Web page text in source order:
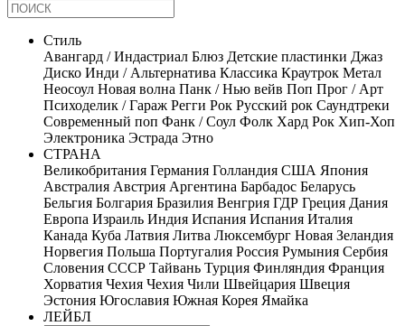
Стиль
Авангард / Индастриал Блюз Детские пластинки Джаз
Диско Инди / Альтернатива Классика Краутрок Метал
Неосоул Новая волна Панк / Нью вейв Поп Прог / Арт
Психоделик / Гараж Регги Рок Русский рок Саундтреки
Современный поп Фанк / Соул Фолк Хард Рок Хип-Хоп
Электроника Эстрада Этно
СТРАНА
Великобритания Германия Голландия США Япония
Австралия Австрия Аргентина Барбадос Беларусь
Бельгия Болгария Бразилия Венгрия ГДР Греция Дания
Европа Израиль Индия Испания Испания Италия
Канада Куба Латвия Литва Люксембург Новая Зеландия
Норвегия Польша Португалия Россия Румыния Сербия
Словения СССР Тайвань Турция Финляндия Франция
Хорватия Чехия Чехия Чили Швейцария Швеция
Эстония Югославия Южная Корея Ямайка
ЛЕЙБЛ